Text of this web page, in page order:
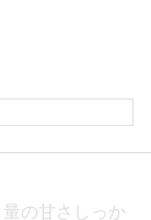
の甘さしっか